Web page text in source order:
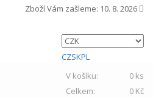
Zboží Vám zašleme: 10. 8. 2026
CZSKPL
V košíku:
0 ks
Celkem:
0 Kč